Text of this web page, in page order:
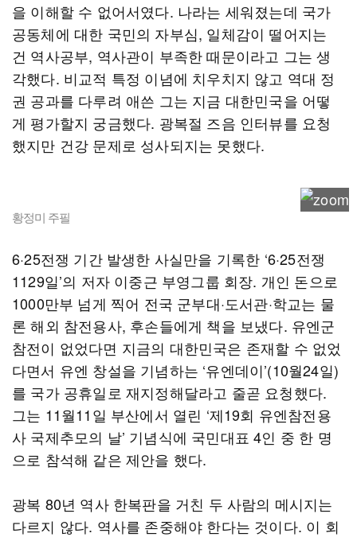
을 이해할 수 없어서였다. 나라는 세워졌는데 국가
공동체에 대한 국민의 자부심, 일체감이 떨어지는
건 역사공부, 역사관이 부족한 때문이라고 그는 생
각했다. 비교적 특정 이념에 치우치지 않고 역대 정
권 공과를 다루려 애쓴 그는 지금 대한민국을 어떻
게 평가할지 궁금했다. 광복절 즈음 인터뷰를 요청
했지만 건강 문제로 성사되지는 못했다.
황정미 주필
6·25전쟁 기간 발생한 사실만을 기록한 ‘6·25전쟁
1129일’의 저자 이중근 부영그룹 회장. 개인 돈으로
1000만부 넘게 찍어 전국 군부대·도서관·학교는 물
론 해외 참전용사, 후손들에게 책을 보냈다. 유엔군
참전이 없었다면 지금의 대한민국은 존재할 수 없었
다면서 유엔 창설을 기념하는 ‘유엔데이’(10월24일)
를 국가 공휴일로 재지정해달라고 줄곧 요청했다.
그는 11월11일 부산에서 열린 ‘제19회 유엔참전용
사 국제추모의 날’ 기념식에 국민대표 4인 중 한 명
으로 참석해 같은 제안을 했다.
광복 80년 역사 한복판을 거친 두 사람의 메시지는
다르지 않다. 역사를 존중해야 한다는 것이다. 이 회